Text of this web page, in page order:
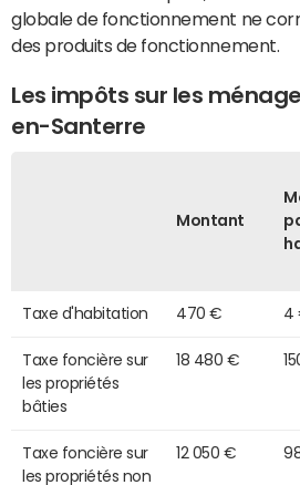
globale de fonctionnement ne
des produits de fonctionnement.
Les impôts sur les
en-Santerre
Montant
Taxe d'habitation 470 € 4
Taxe foncière sur
les propriétés
bâties
18 480 €
Taxe foncière sur
les propriétés non
12 050 €